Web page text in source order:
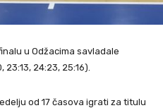
u Odžacima savladale
24:23, 25:16).
od 17 časova igrati za titulu